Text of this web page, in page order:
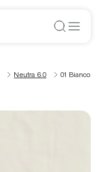
Neutra 6.0 01 Bianco